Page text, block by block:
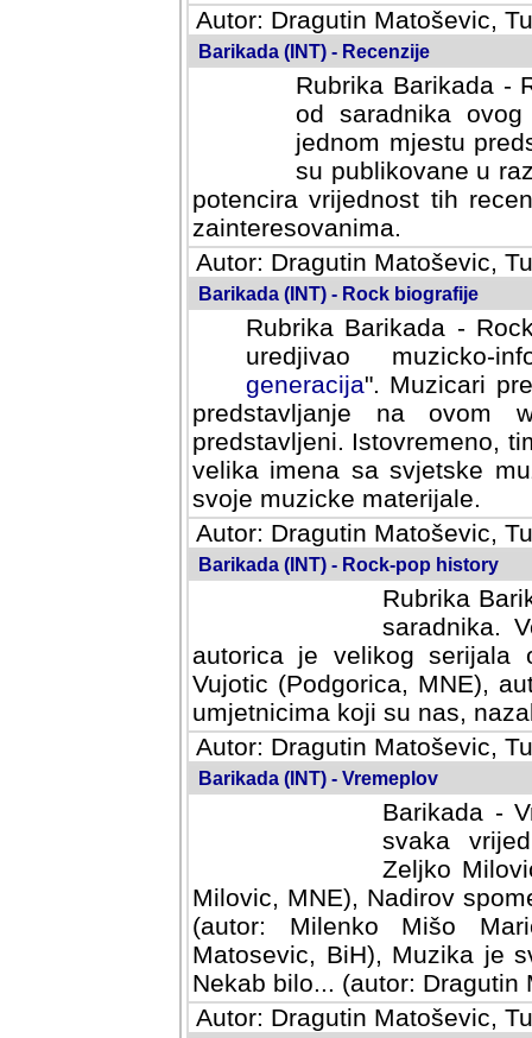
Autor: Dragutin Matoševic,
Barikada (INT) - Recenzije
Rubrika Barikada -
od saradnika
jednom mjestu
su publikovane u
potencira vrijednost tih
zainteresovanima.
Autor: Dragutin Matoševic,
Barikada (INT) - Rock biografije
Rubrika Barikada -
uredjivao muzicko-
Muzicari predstavljeni u
na ovom web portalu
Istovremeno, tim nacinom
sa svjetske muzicke scene
materijale.
Autor: Dragutin Matoševic,
Barikada (INT) - Rock-pop history
Rubrika
saradnika.
autorica je velikog serijala
Vujotic (Podgorica, MNE),
umjetnicima koji su nas,
Autor: Dragutin Matoševic,
Barikada (INT) - Vremeplov
Barikada -
svaka
Milovic,
MNE), Nadirov spomenar
Milenko Mišo Maric, UK),
Muzika je svirala (autor:
(autor: Dragutin Matosevic,
Autor: Dragutin Matoševic,